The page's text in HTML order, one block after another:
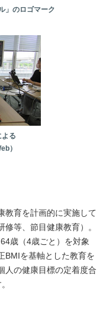
」のロゴマーク
る
）
教育を計画的に実施して
等、節目健康教育）。
歳（4歳ごと）を対象
BMIを基軸とした教育を
人の健康目標の定着度合